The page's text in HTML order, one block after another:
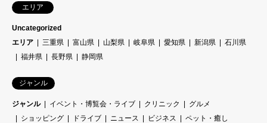
エリア
Uncategorized
エリア
三重県 富山県 山梨県 岐阜県 愛知県 新潟県
石川県
福井県
長野県 静岡県
ジャンル
ジャンル イベント・博覧会・ライブ クリニック
グルメ
ショッピング
ドライブ ニュース ビジネス
ペット・癒し